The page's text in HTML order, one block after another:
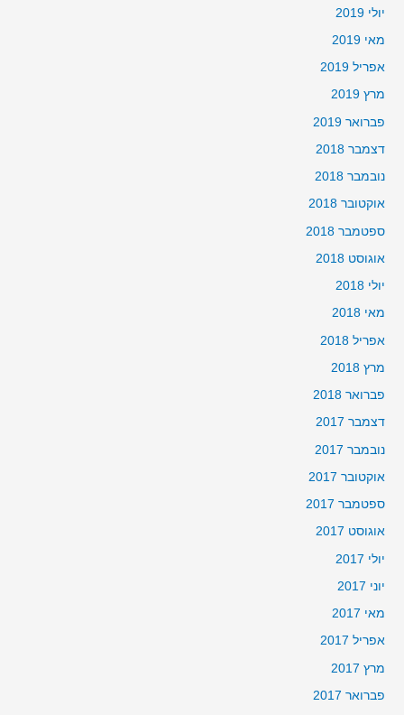
יולי 2019
מאי 2019
אפריל 2019
מרץ 2019
פברואר 2019
דצמבר 2018
נובמבר 2018
אוקטובר 2018
ספטמבר 2018
אוגוסט 2018
יולי 2018
מאי 2018
אפריל 2018
מרץ 2018
פברואר 2018
דצמבר 2017
נובמבר 2017
אוקטובר 2017
ספטמבר 2017
אוגוסט 2017
יולי 2017
יוני 2017
מאי 2017
אפריל 2017
מרץ 2017
פברואר 2017